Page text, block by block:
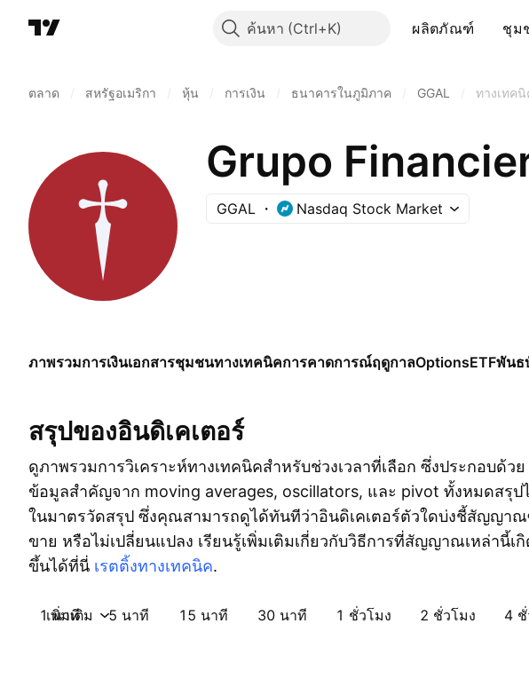
ค้นหา ผลิตภัณฑ์ ชุม
ตลาด สหรัฐอเมริกา หุ้น การเงิน ธนาคารในภูมิภาค GGAL ทางเทคนิ
Grupo
GGAL Nasdaq Stock Market
ภาพรวมการเงินเอกสารชุมชนทางเทคนิคการคาดการณ์ฤดูกาลOptionsETFพันธ
สรุปของอินดิเคเตอร์
ดูภาพรวมการวิเคราะห์ทางเทคนิคสำหรับช่วงเวลาที่เลือก ซึ่งประกอบด้วย
ข้อมูลสำคัญจาก moving averages, oscillators, และ pivot ทั้งหมดสรุป
ในมาตรวัดสรุป ซึ่งคุณสามารถดูได้ทันทีว่าอินดิเคเตอร์ตัวใดบ่งชี้สัญญา
ขาย หรือไม่เปลี่ยนแปลง เรียนรู้เพิ่มเติมเกี่ยวกับวิธีการที่สัญญาณเหล่านี้เกิ
ขึ้นได้ที่นี่ เรตติ้งทางเทคนิค.
1 นาที 5 นาที 15 นาที 30 นาที 1 ชั่วโมง 2 ชั่วโมง 4
เพิ่มเติม